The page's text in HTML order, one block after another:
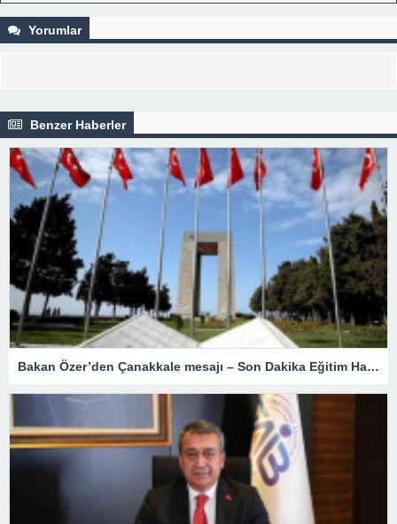
Yorumlar
Benzer Haberler
Bakan Özer’den Çanakkale mesajı – Son Dakika Eğitim Haberleri